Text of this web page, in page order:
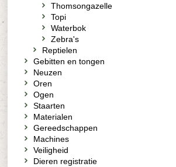
Thomsongazelle
Topi
Waterbok
Zebra's
Reptielen
Gebitten en tongen
Neuzen
Oren
Ogen
Staarten
Materialen
Gereedschappen
Machines
Veiligheid
Dieren registratie